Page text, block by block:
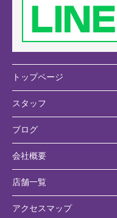
トップページ
スタッフ
ブログ
会社概要
店舗一覧
アクセスマップ